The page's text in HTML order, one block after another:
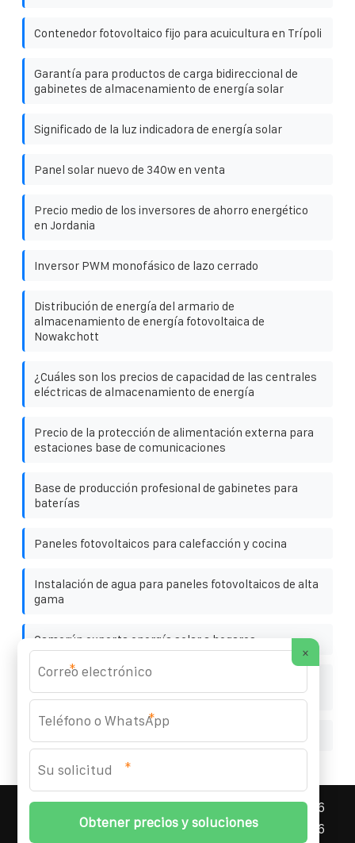
Contenedor fotovoltaico fijo para acuicultura en Trípoli
Garantía para productos de carga bidireccional de
gabinetes de almacenamiento de energía solar
Significado de la luz indicadora de energía solar
Panel solar nuevo de 340w en venta
Precio medio de los inversores de ahorro energético
en Jordania
Inversor PWM monofásico de lazo cerrado
Distribución de energía del armario de
almacenamiento de energía fotovoltaica de
Nowakchott
¿Cuáles son los precios de capacidad de las centrales
eléctricas de almacenamiento de energía
Precio de la protección de alimentación externa para
estaciones base de comunicaciones
Base de producción profesional de gabinetes para
baterías
Paneles fotovoltaicos para calefacción y cocina
Instalación de agua para paneles fotovoltaicos de alta
gama
Camerún exporta energía solar a hogares
Contenedor de almacenamiento de energía de alta
eficiencia de Addis Abeba
ASNEF ENERGY STORAGE CONTAINER
2026
Todos los derechos reservados. | Teléfono:
+34 96
×
*
*
*